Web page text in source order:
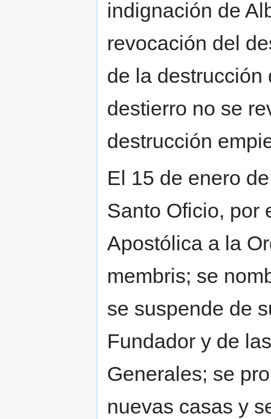
indignación de
revocación del
de la destrucción
destierro no se
destrucción
El 15 de enero
Santo Oficio, por
Apostólica a la
membris; se
se suspende de
Fundador y de
Generales; se
nuevas casas y